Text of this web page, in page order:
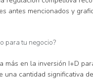
antes mencionados y
para tu negocio?
más en la inversión I+D
una cantidad significativa